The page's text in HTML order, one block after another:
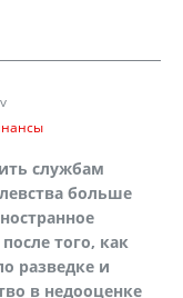
службам
больше
того, как
разведке и
в недооценке